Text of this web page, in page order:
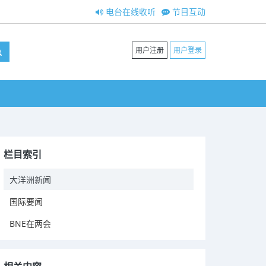
节目互动
电台在线收听
用户注册 用户登录
栏目索引
大洋洲新闻
国际要闻
BNE在两会